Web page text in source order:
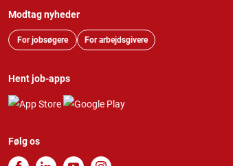
Modtag nyheder
For jobsøgere For arbejdsgivere
Hent job-apps
Følg os